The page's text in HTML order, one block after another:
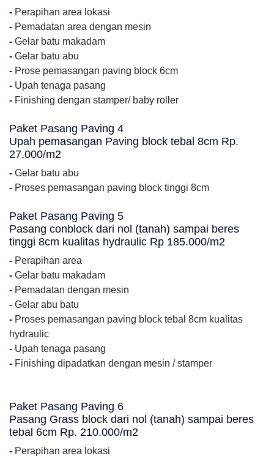
- Perapihan area lokasi
- Pemadatan area dengan mesin
- Gelar batu makadam
- Gelar batu abu
- Prose pemasangan paving block 6cm
- Upah tenaga pasang
- Finishing dengan stamper/ baby roller
Paket Pasang Paving 4
Upah pemasangan Paving block tebal 8cm Rp.
27.000/m2
- Gelar batu abu
- Proses pemasangan paving block tinggi 8cm
Paket Pasang Paving 5
Pasang conblock dari nol (tanah) sampai beres
tinggi 8cm kualitas hydraulic Rp 185.000/m2
- Perapihan area
- Gelar batu makadam
- Pemadatan dengan mesin
- Gelar abu batu
- Proses pemasangan paving block tebal 8cm kualitas
hydraulic
- Upah tenaga pasang
- Finishing dipadatkan dengan mesin / stamper
Paket Pasang Paving 6
Pasang Grass block dari nol (tanah) sampai beres
tebal 6cm Rp. 210.000/m2
- Perapihan area lokasi